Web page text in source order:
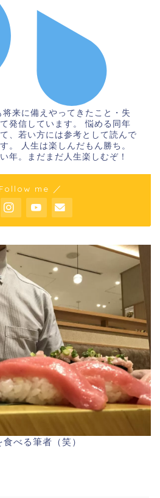
来に備えやってきたこと・失
発信しています。 悩める同年
、若い方には参考として読んで
。 人生は楽しんだもん勝ち。
年。まだまだ人生楽しむぞ！
me ／
べる筆者（笑）